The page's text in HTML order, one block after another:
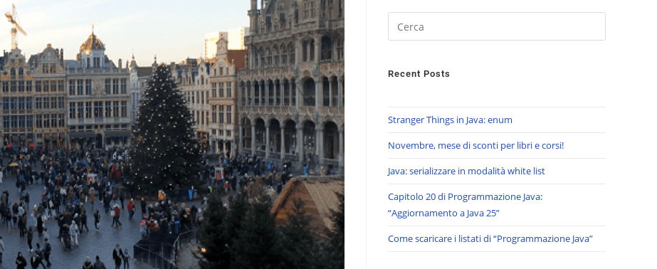
Recent Posts
Stranger Things in Java: enum
Novembre, mese di sconti per libri e corsi!
Java: serializzare in modalità white list
Capitolo 20 di Programmazione Java:
“Aggiornamento a Java 25”
Come scaricare i listati di “Programmazione Java”